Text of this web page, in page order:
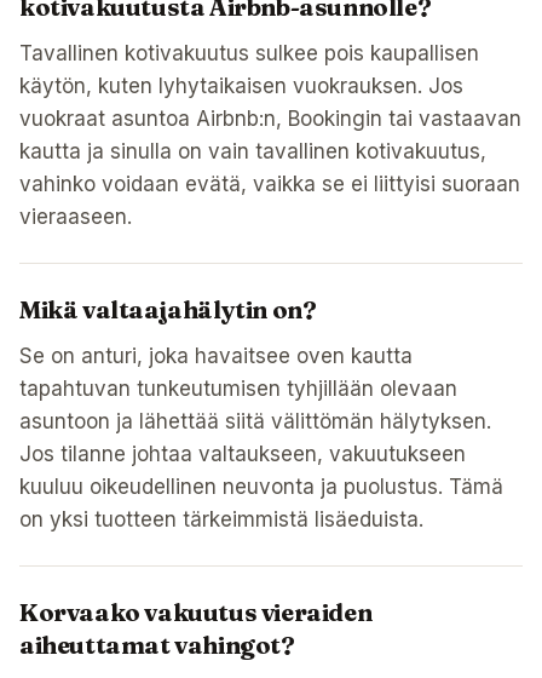
kotivakuutusta Airbnb-asunnolle?
Tavallinen kotivakuutus sulkee pois kaupallisen
käytön, kuten lyhytaikaisen vuokrauksen. Jos
vuokraat asuntoa Airbnb:n, Bookingin tai vastaavan
kautta ja sinulla on vain tavallinen kotivakuutus,
vahinko voidaan evätä, vaikka se ei liittyisi suoraan
vieraaseen.
Mikä valtaajahälytin on?
Se on anturi, joka havaitsee oven kautta
tapahtuvan tunkeutumisen tyhjillään olevaan
asuntoon ja lähettää siitä välittömän hälytyksen.
Jos tilanne johtaa valtaukseen, vakuutukseen
kuuluu oikeudellinen neuvonta ja puolustus. Tämä
on yksi tuotteen tärkeimmistä lisäeduista.
Korvaako vakuutus vieraiden
aiheuttamat vahingot?